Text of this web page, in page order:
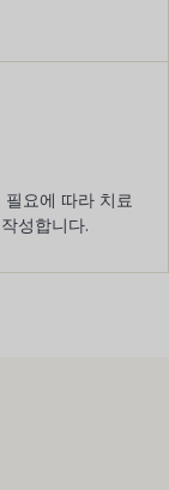
요에 따라 치료
성합니다.